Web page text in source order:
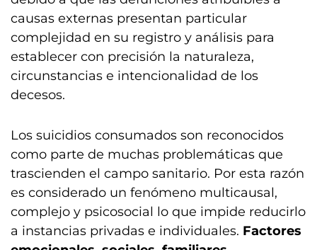
causas externas presentan particular
complejidad en su registro y análisis para
establecer con precisión la naturaleza,
circunstancias e intencionalidad de los
decesos.
Los suicidios consumados son reconocidos
como parte de muchas problemáticas que
trascienden el campo sanitario. Por esta razón
es considerado un fenómeno multicausal,
complejo y psicosocial lo que impide reducirlo
a instancias privadas e individuales. Factores